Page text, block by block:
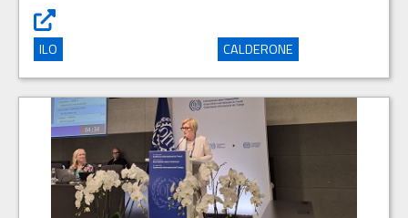
Lavoro forzato, ratificati dall'Italia gli strumenti
ILO CALDERONE